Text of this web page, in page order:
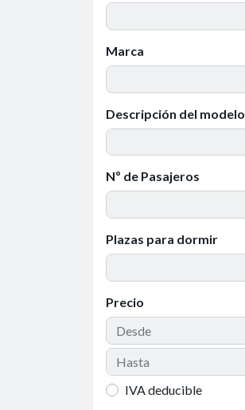
Marca
Descripción del modelo
Nº de Pasajeros
Plazas para dormir
Precio
IVA deducible